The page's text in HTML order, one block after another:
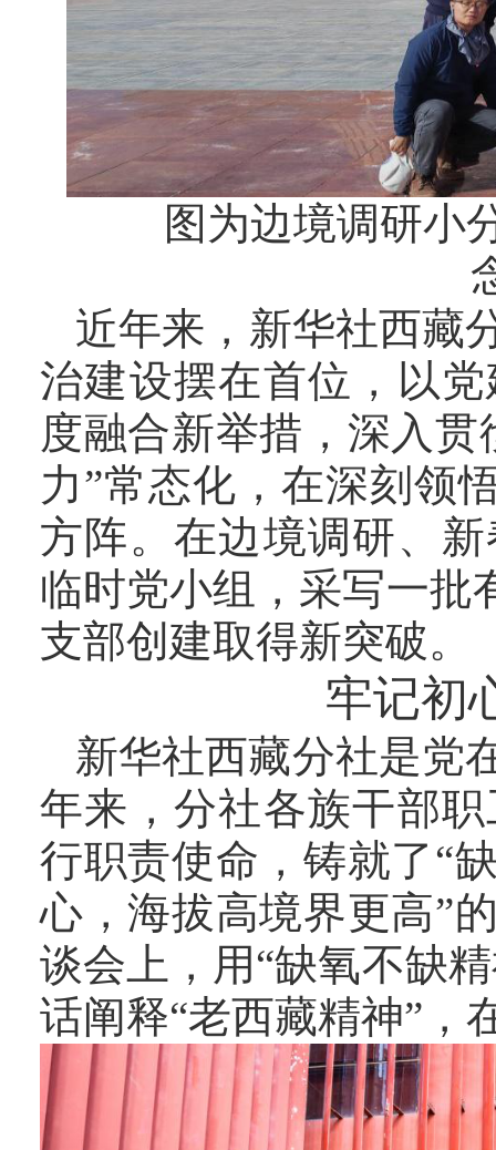
图为边境调研小分
近年来，新华社西藏
治建设摆在首位，以
度融合新举措，深入
力”常态化，在深刻领
方阵。在边境调研、
临时党小组，采写一批
支部创建取得新突破。
牢记初
新华社西藏分社是党
年来，分社各族干部
行职责使命，铸就了“
心，海拔高境界更高”
谈会上，用“缺氧不缺
话阐释“老西藏精神”，